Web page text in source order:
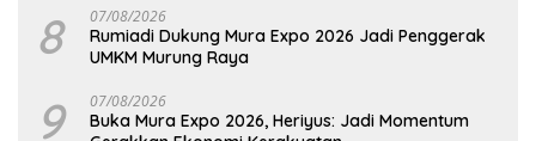
8 07/08/2026
Rumiadi Dukung Mura Expo 2026 Jadi Penggerak
UMKM Murung Raya
9 07/08/2026
Buka Mura Expo 2026, Heriyus: Jadi Momentum